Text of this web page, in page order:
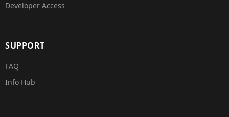
Developer Access
SUPPORT
FAQ
Info Hub